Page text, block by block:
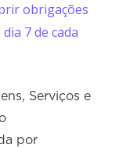
obrigações
7 de cada
Serviços e
por